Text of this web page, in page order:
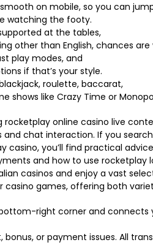
on mobile, so you can
watching the footy.
at the tables,
other than English, chances are
play modes, and
if that’s your style.
roulette, baccarat,
shows like Crazy Time or
rocketplay online casino live
and chat interaction. If you
casino, you’ll find practical advice
and how to use rocketplay
casinos and enjoy a vast
casino games, offering both
right corner and connects
or payment issues. All